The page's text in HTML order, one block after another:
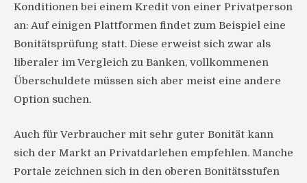
Konditionen bei einem Kredit von einer Privatperson
an: Auf einigen Plattformen findet zum Beispiel eine
Bonitätsprüfung statt. Diese erweist sich zwar als
liberaler im Vergleich zu Banken, vollkommenen
Überschuldete müssen sich aber meist eine andere
Option suchen.
Auch für Verbraucher mit sehr guter Bonität kann
sich der Markt an Privatdarlehen empfehlen. Manche
Portale zeichnen sich in den oberen Bonitätsstufen